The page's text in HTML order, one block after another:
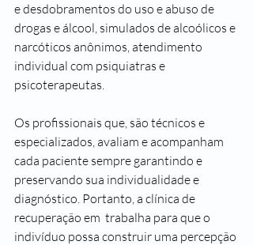
e desdobramentos do uso e abuso de
drogas e álcool, simulados de alcoólicos e
narcóticos anônimos, atendimento
individual com psiquiatras e
psicoterapeutas.
Os profissionais que, são técnicos e
especializados, avaliam e acompanham
cada paciente sempre garantindo e
preservando sua individualidade e
diagnóstico. Portanto, a clínica de
recuperação em  trabalha para que o
indivíduo possa construir uma percepção